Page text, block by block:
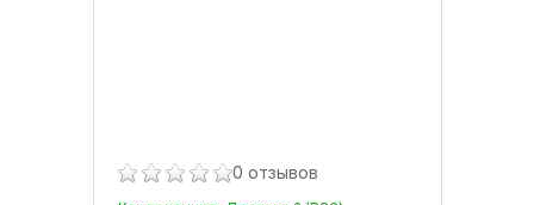
0 отзывов